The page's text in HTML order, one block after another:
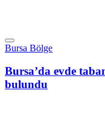
Bursa Bölge
Bursa’da evde
bulundu